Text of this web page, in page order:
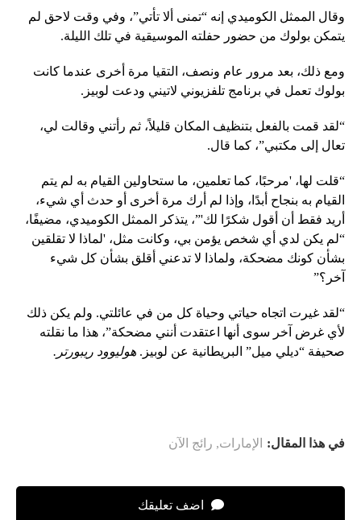
وقال الممثل الكوميدي إنه “تمنى ألا تأتي”، وفي وقت لاحق لم
يتمكن بولوك من حضور حفلته الموسيقية في تلك الليلة.
ومع ذلك، بعد مرور عام ونصف، التقيا مرة أخرى عندما كانت
بولوك تعمل في برنامج تلفزيوني لاتيني ودعت لوبيز.
“لقد قمت بالفعل بتنظيف المكان قليلاً، ثم رأتني وقالت لي،
تعال إلى مكتبي”، كما قال.
“قلت لها، 'مرحبًا، كما تعلمين، ما ستحاولين القيام به لم يتم
القيام به بنجاح أبدًا، وإذا لم أرك مرة أخرى أو حدث أي شيء،
أريد فقط أن أقول شكرًا لك'”، يتذكر الممثل الكوميدي، مضيفًا،
“لم يكن لدي أي شخص يؤمن بي، وكانت مثل، 'لماذا لا تقلقين
بشأن كونك مضحكة، ولماذا لا تدعني أقلق بشأن كل شيء
آخر؟”
“لقد غيرت اتجاه حياتي وحياة كل من في عائلتي. ولم يكن ذلك
لأي غرض آخر سوى أنها اعتقدت أنني مضحكة”، هذا ما نقلته
صحيفة “ديلي ميل” البريطانية عن لوبيز. هوليوود ريبورتر.
في هذا المقال: الإمارات, رائج الآن
اضف تعليقك